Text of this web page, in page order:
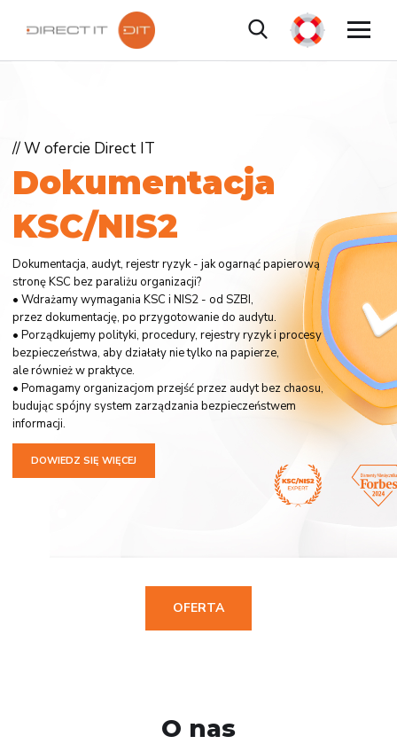
Dokumentacja
KSC/NIS2
Dokumentacja, audyt, rejestr ryzyk - jak ogarnąć papierową
stronę KSC bez paraliżu organizacji?
• Wdrażamy wymagania KSC i NIS2 - od SZBI,
przez dokumentację, po przygotowanie do audytu.
• Porządkujemy polityki, procedury, rejestry ryzyk i procesy
bezpieczeństwa, aby działały nie tylko na papierze,
ale również w praktyce.
• Pomagamy organizacjom przejść przez audyt bez chaosu,
budując spójny system zarządzania bezpieczeństwem
informacji.
// W ofercie Direct IT
DOWIEDZ SIĘ WIĘCEJ
OFERTA
O nas